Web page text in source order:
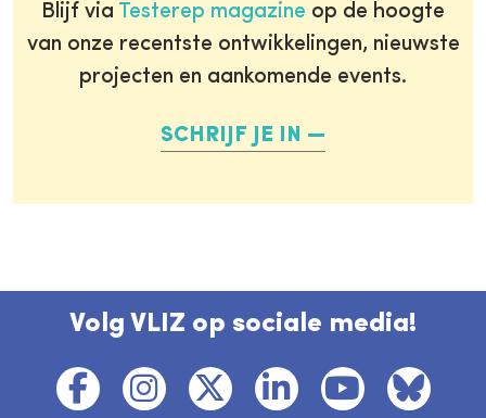
Blijf via Testerep magazine op de hoogte
van onze recentste ontwikkelingen, nieuwste
projecten en aankomende events.
SCHRIJF JE IN
Volg VLIZ op sociale media!